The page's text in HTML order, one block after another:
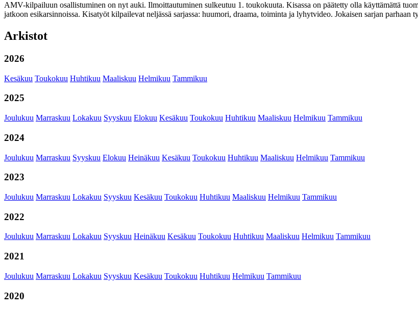
AMV-kilpailuun osallistuminen on nyt auki. Ilmoittautuminen sulkeutuu 1. toukokuuta. Kisassa on päätetty olla käyttämättä
jatkoon esikarsinnoissa. Kisatyöt kilpailevat neljässä sarjassa: huumori, draama, toiminta ja lyhytvideo. Jokaisen sarjan parhaan
Arkistot
2026
Kesäkuu Toukokuu Huhtikuu Maaliskuu Helmikuu Tammikuu
2025
Joulukuu Marraskuu Lokakuu Syyskuu Elokuu Kesäkuu Toukokuu Huhtikuu Maaliskuu Helmikuu Tammikuu
2024
Joulukuu Marraskuu Syyskuu Elokuu Heinäkuu Kesäkuu Toukokuu Huhtikuu Maaliskuu Helmikuu Tammikuu
2023
Joulukuu Marraskuu Lokakuu Syyskuu Kesäkuu Toukokuu Huhtikuu Maaliskuu Helmikuu Tammikuu
2022
Joulukuu Marraskuu Lokakuu Syyskuu Heinäkuu Kesäkuu Toukokuu Huhtikuu Maaliskuu Helmikuu Tammikuu
2021
Joulukuu Marraskuu Lokakuu Syyskuu Kesäkuu Toukokuu Huhtikuu Helmikuu Tammikuu
2020